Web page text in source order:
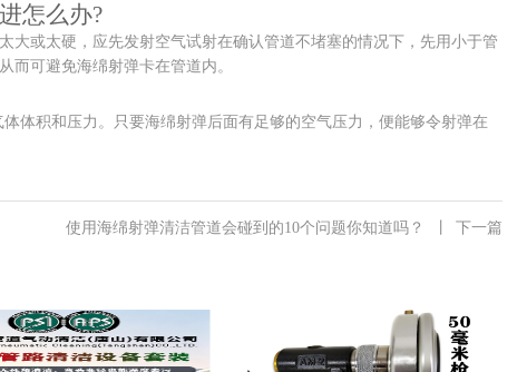
怎么办?
或太硬，应先发射空气试射在确认管道不堵塞的情况下，先用小于管
而可避免海绵射弹卡在管道内。
积和压力。只要海绵射弹后面有足够的空气压力，便能够令射弹在
下一篇
使用海绵射弹清洁管道会碰到的10个问题你知道吗？